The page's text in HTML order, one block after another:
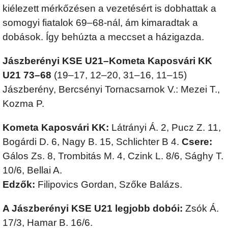
kiélezett mérkőzésen a vezetésért is dobhattak a
somogyi fiatalok 69–68-nál, ám kimaradtak a
dobások. Így behúzta a meccset a házigazda.
Jászberényi KSE U21–Kometa Kaposvári KK
U21 73–68 (19–17, 12–20, 31–16, 11–15)
Jászberény, Bercsényi Tornacsarnok V.: Mezei T.,
Kozma P.
Kometa Kaposvári KK: Látrányi Á. 2, Pucz Z. 11,
Bogárdi D. 6, Nagy B. 15, Schlichter B 4. Csere:
Gálos Zs. 8, Trombitás M. 4, Czink L. 8/6, Sághy T.
10/6, Bellai A.
Edzők: Filipovics Gordan, Szőke Balázs.
A Jászberényi KSE U21 legjobb dobói: Zsók Á.
17/3, Hamar B. 16/6.